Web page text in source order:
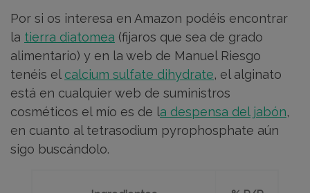
Por si os interesa en Amazon podéis encontrar
la tierra diatomea (fijaros que sea de grado
alimentario) y en la web de Manuel Riesgo
tenéis el calcium sulfate dihydrate, el alginato
está en cualquier web de suministros
cosméticos el mío es de la despensa del jabón,
en cuanto al tetrasodium pyrophosphate aún
sigo buscándolo.